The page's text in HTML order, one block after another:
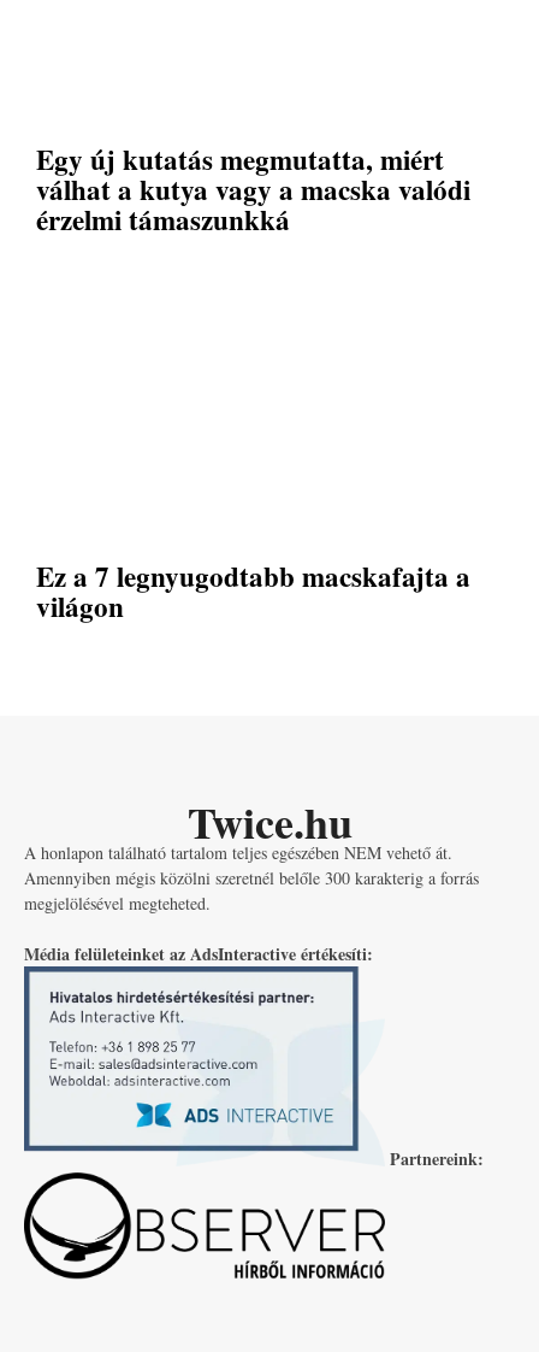
Egy új kutatás megmutatta, miért
válhat a kutya vagy a macska valódi
érzelmi támaszunkká
Ez a 7 legnyugodtabb macskafajta a
világon
Twice.hu
A honlapon található tartalom teljes egészében NEM vehető át.
Amennyiben mégis közölni szeretnél belőle 300 karakterig a forrás
megjelölésével megteheted.
Média felületeinket az AdsInteractive értékesíti:
Partnereink: